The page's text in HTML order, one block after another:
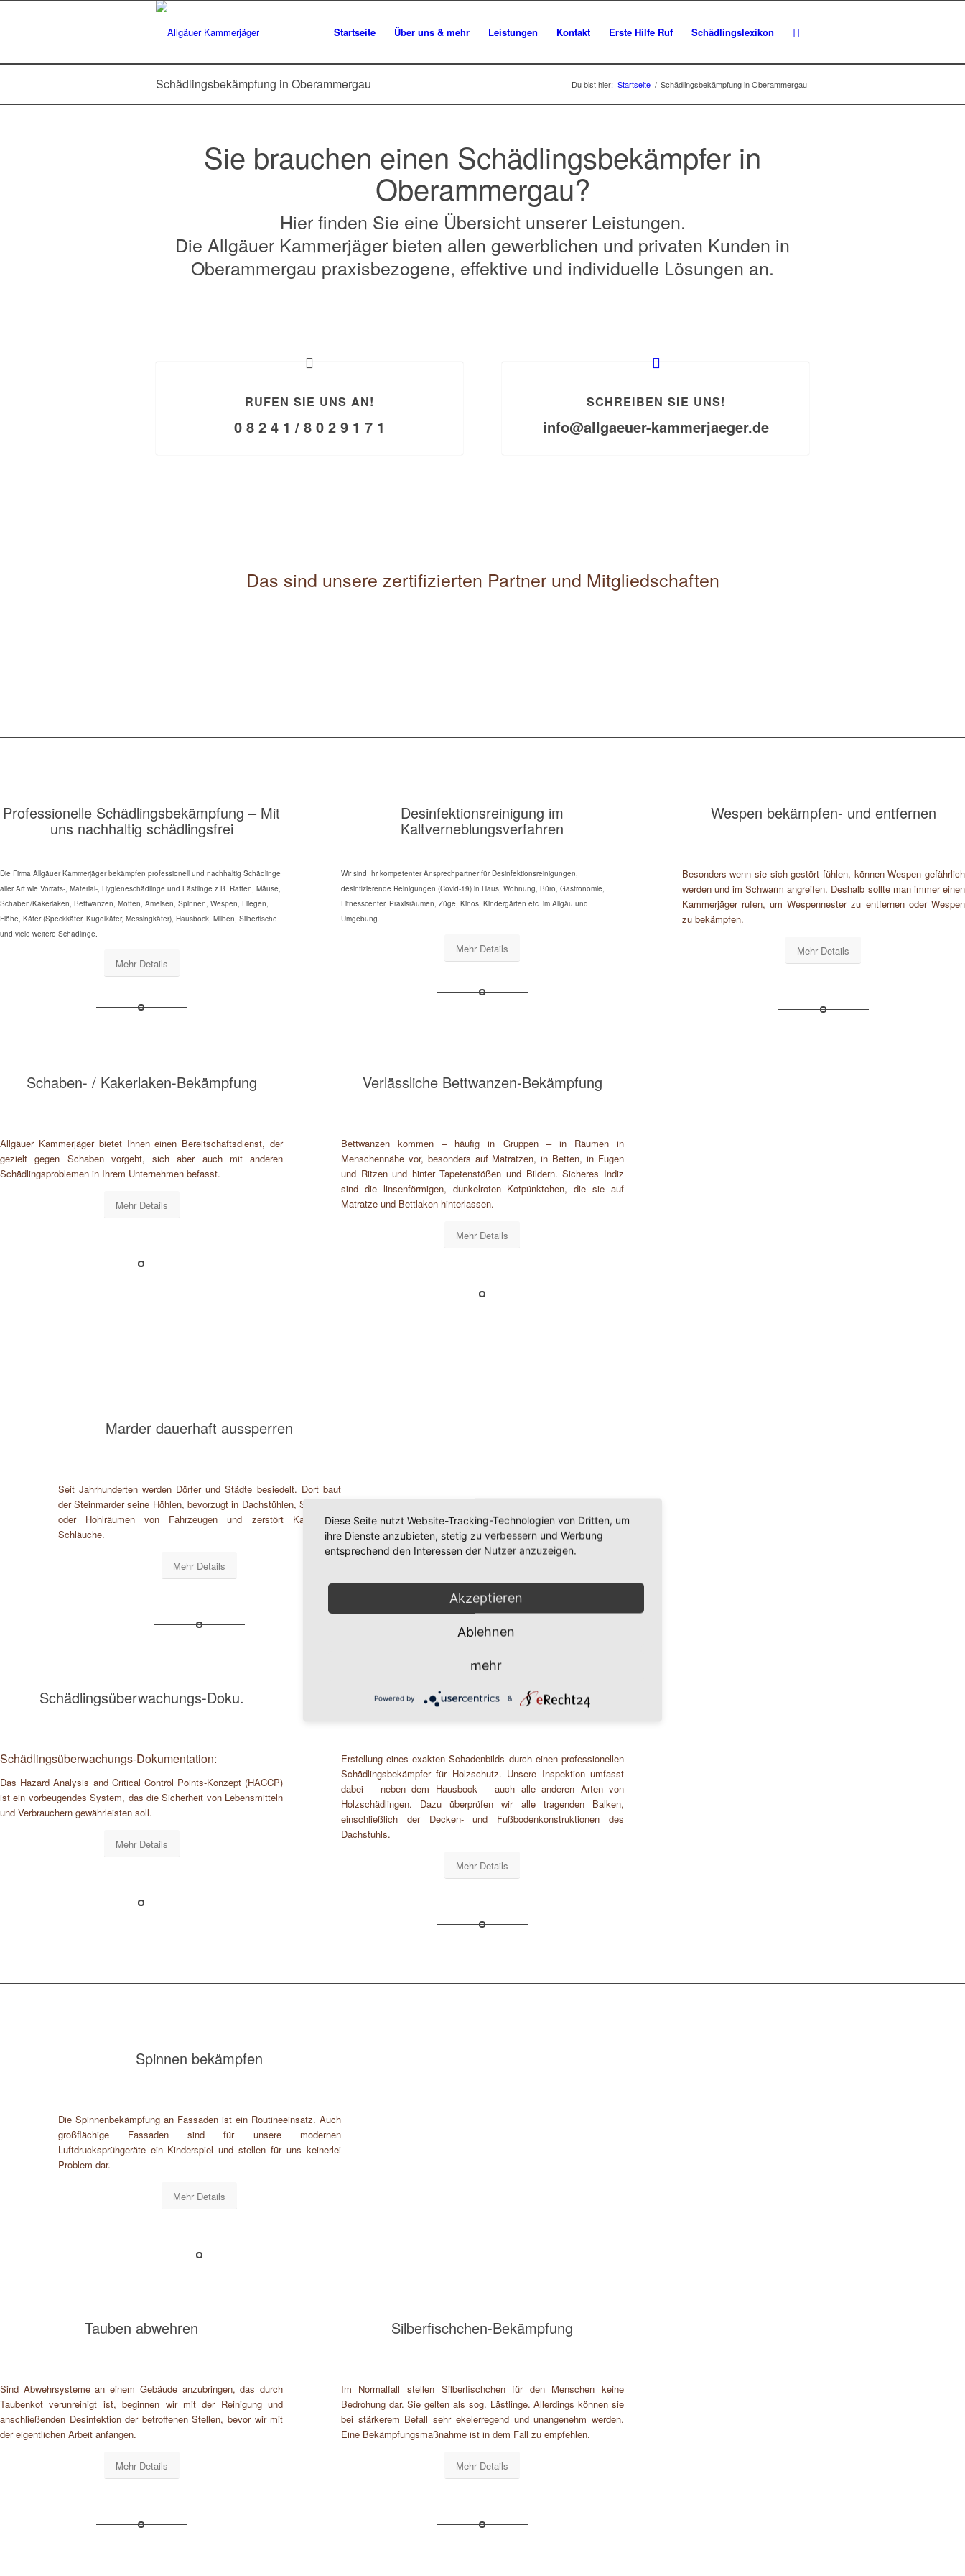
Startseite Über uns & mehr Leistungen Kontakt Erste Hilfe Ruf Schädlingslexikon
Schädlingsbekämpfung in Oberammergau Du bist hier: Startseite / Schädlingsbekämpfung in Oberammergau
Sie brauchen einen Schädlingsbekämpfer in
Oberammergau?
Hier finden Sie eine Übersicht unserer Leistungen.
Die Allgäuer Kammerjäger bieten allen gewerblichen und privaten Kunden in
Oberammergau praxisbezogene, effektive und individuelle Lösungen an.
RUFEN SIE UNS AN!
0 8 2 4 1 / 8 0 2 9 1 7 1
SCHREIBEN SIE UNS!
info@allgaeuer-kammerjaeger.de
Das sind unsere zertifizierten Partner und Mitgliedschaften
Professionelle Schädlingsbekämpfung – Mit
uns nachhaltig schädlingsfrei
Die Firma Allgäuer Kammerjäger bekämpfen professionell und nachhaltig Schädlinge
aller Art wie Vorrats-, Material-, Hygieneschädlinge und Lästlinge z.B. Ratten, Mäuse,
Schaben/Kakerlaken, Bettwanzen, Motten, Ameisen, Spinnen, Wespen, Fliegen,
Flöhe, Käfer (Speckkäfer, Kugelkäfer, Messingkäfer), Hausbock, Milben, Silberfische
und viele weitere Schädlinge.
Mehr Details
Desinfektionsreinigung im
Kaltverneblungsverfahren
Wir sind Ihr kompetenter Ansprechpartner für Desinfektionsreinigungen,
desinfizierende Reinigungen (Covid-19) in Haus, Wohnung, Büro, Gastronomie,
Fitnesscenter, Praxisräumen, Züge, Kinos, Kindergärten etc. im Allgäu und
Umgebung.
Mehr Details
Wespen bekämpfen- und entfernen
Besonders wenn sie sich gestört fühlen, können Wespen gefährlich
werden und im Schwarm angreifen. Deshalb sollte man immer einen
Kammerjäger rufen, um Wespennester zu entfernen oder Wespen
zu bekämpfen.
Mehr Details
Schaben- / Kakerlaken-Bekämpfung
Allgäuer Kammerjäger bietet Ihnen einen Bereitschaftsdienst, der
gezielt gegen Schaben vorgeht, sich aber auch mit anderen
Schädlingsproblemen in Ihrem Unternehmen befasst.
Mehr Details
Verlässliche Bettwanzen-Bekämpfung
Bettwanzen kommen – häufig in Gruppen – in Räumen in
Menschennähe vor, besonders auf Matratzen, in Betten, in Fugen
und Ritzen und hinter Tapetenstößen und Bildern. Sicheres Indiz
sind die linsenförmigen, dunkelroten Kotpünktchen, die sie auf
Matratze und Bettlaken hinterlassen.
Mehr Details
Marder dauerhaft aussperren
Seit Jahrhunderten werden Dörfer und Städte besiedelt. Dort baut
der Steinmarder seine Höhlen, bevorzugt in Dachstühlen, Scheunen
oder Hohlräumen von Fahrzeugen und zerstört Kabel und
Schläuche.
Mehr Details
Schädlingsüberwachungs-Doku.
Schädlingsüberwachungs-Dokumentation:
Das Hazard Analysis and Critical Control Points-Konzept (HACCP)
ist ein vorbeugendes System, das die Sicherheit von Lebensmitteln
und Verbrauchern gewährleisten soll.
Mehr Details
Holzschutz/Bautenschutz
Erstellung eines exakten Schadenbilds durch einen professionellen
Schädlingsbekämpfer für Holzschutz. Unsere Inspektion umfasst
dabei – neben dem Hausbock – auch alle anderen Arten von
Holzschädlingen. Dazu überprüfen wir alle tragenden Balken,
einschließlich der Decken- und Fußbodenkonstruktionen des
Dachstuhls.
Mehr Details
Spinnen bekämpfen
Die Spinnenbekämpfung an Fassaden ist ein Routineeinsatz. Auch
großflächige Fassaden sind für unsere modernen
Luftdrucksprühgeräte ein Kinderspiel und stellen für uns keinerlei
Problem dar.
Mehr Details
Tauben abwehren
Sind Abwehrsysteme an einem Gebäude anzubringen, das durch
Taubenkot verunreinigt ist, beginnen wir mit der Reinigung und
anschließenden Desinfektion der betroffenen Stellen, bevor wir mit
der eigentlichen Arbeit anfangen.
Mehr Details
Silberfischchen-Bekämpfung
Im Normalfall stellen Silberfischchen für den Menschen keine
Bedrohung dar. Sie gelten als sog. Lästlinge. Allerdings können sie
bei stärkerem Befall sehr ekelerregend und unangenehm werden.
Eine Bekämpfungsmaßnahme ist in dem Fall zu empfehlen.
Mehr Details
Diese Seite nutzt Website-Tracking-Technologien von Dritten, um
ihre Dienste anzubieten, stetig zu verbessern und Werbung
entsprechend den Interessen der Nutzer anzuzeigen.
Akzeptieren
Ablehnen
mehr
Powered by &